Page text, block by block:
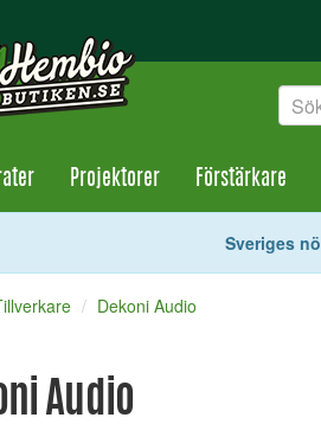
Projektorer Förstärkare
Sveriges
Dekoni Audio
Audio